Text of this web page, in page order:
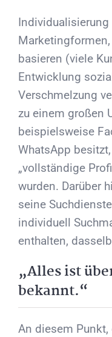
basieren (viele
Entwicklung
Verschmelzung
zu einem großen
beispielsweise
WhatsApp
„vollständige
wurden. Darüber
seine
individuell
enthalten,
„Alles ist
bekannt.“
An diesem